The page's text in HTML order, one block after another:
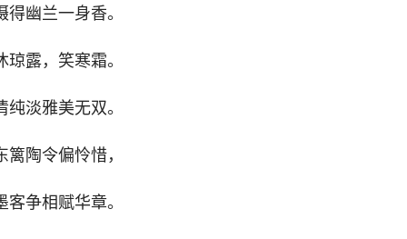
得幽兰一身香。
琼露，笑寒霜。
纯淡雅美无双。
篱陶令偏怜惜，
客争相赋华章。